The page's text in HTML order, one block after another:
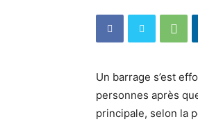
Un barrage s’est
personnes après
principale, selon la